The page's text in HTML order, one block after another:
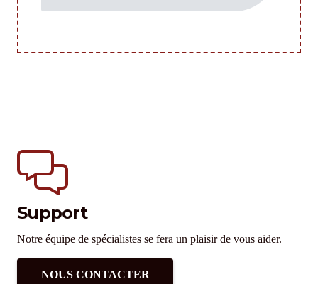
Support
Notre équipe de spécialistes se fera un plaisir de vous aider.
NOUS CONTACTER